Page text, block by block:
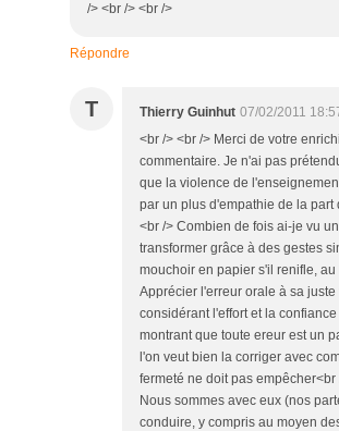
/> <br /> <br />
Répondre
T Thierry Guinhut 07/02/2011
<br /> <br /> Merci de votre
commentaire. Je n'ai pas
que la violence de
par un plus d'empathie de la part
<br /> Combien de fois ai-je vu
transformer grâce à des gestes
mouchoir en papier s'il renifle, au
Apprécier l'erreur orale à sa
considérant l'effort et la
montrant que toute ereur est un
l'on veut bien la corriger avec
fermeté ne doit pas
Nous sommes avec eux (nos
conduire, y compris au moyen